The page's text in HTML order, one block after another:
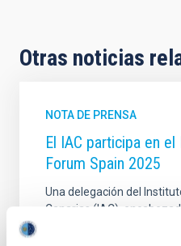
Otras noticias
NOTA DE PRENSA
El IAC participa en
Forum Spain 2025
Una delegación del
Canarias (IAC),
Martínez Pillet, asiste los
Big Science Industry